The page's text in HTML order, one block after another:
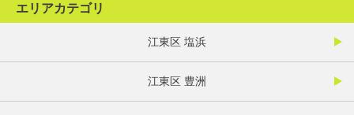
エリアカテゴリ
江東区 塩浜
江東区 豊洲